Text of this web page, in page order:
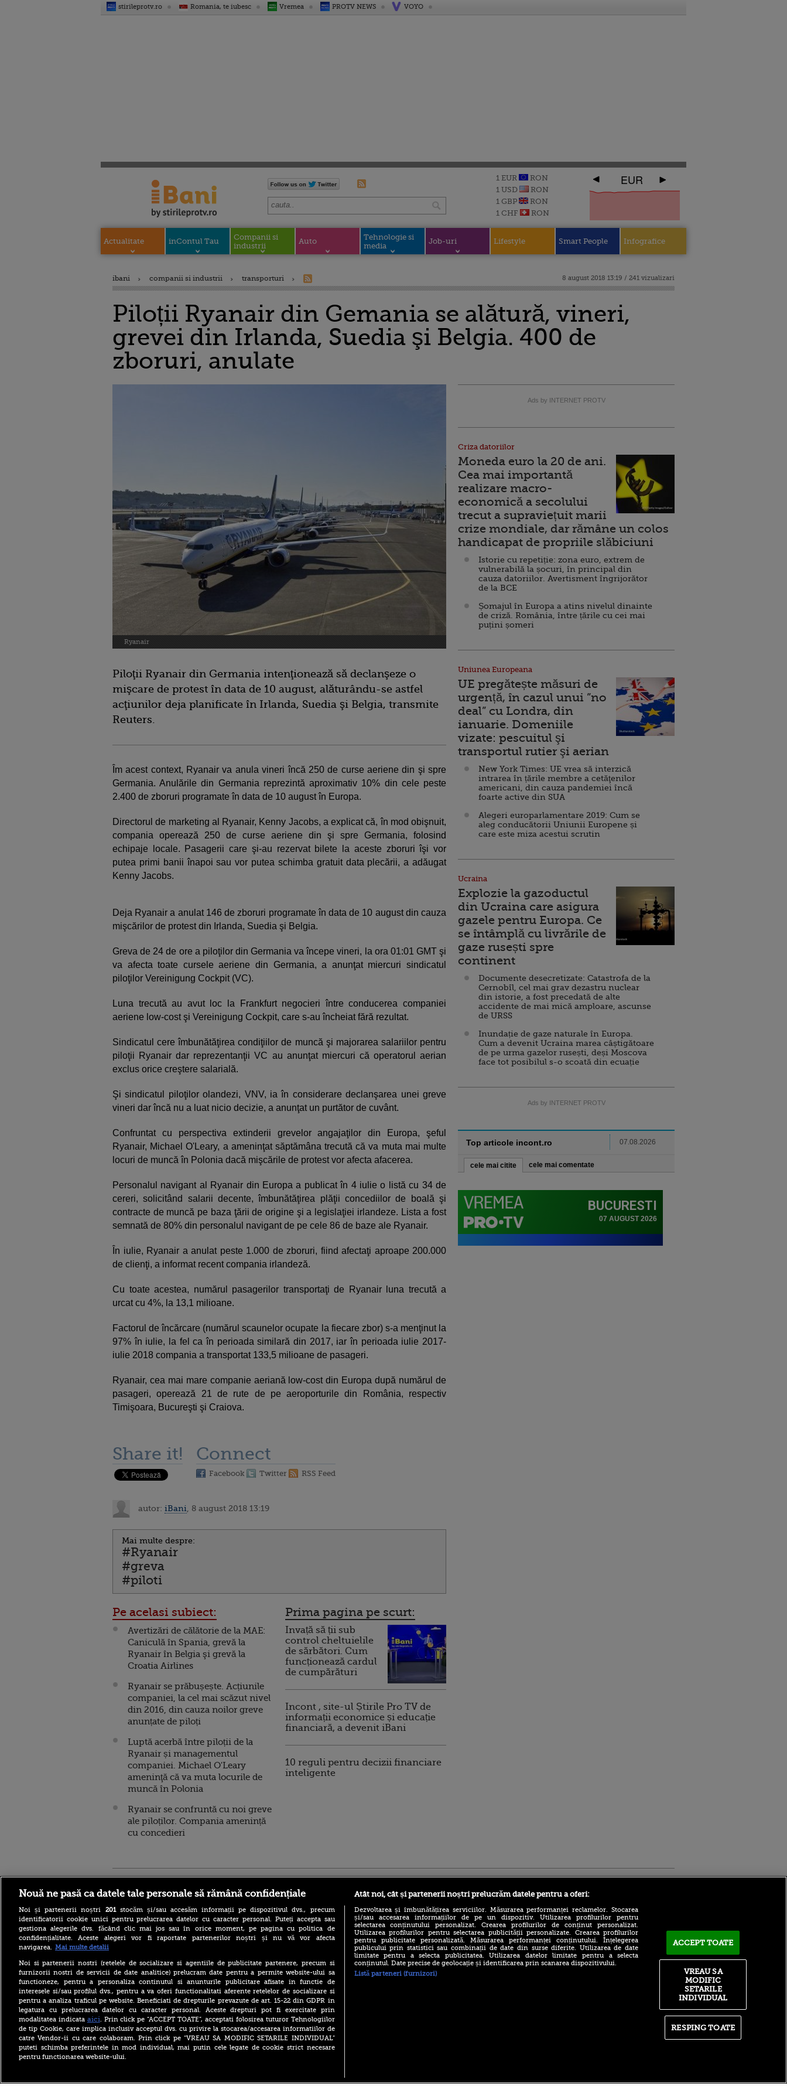
stirileprotv.ro Romania, te iubesc Vremea PROTV NEWS VOYO
1 EUR
RON
1 USD
RON
1 GBP
RON
1 CHF
RON
EUR
Actualitate inContul Tau
Companii si
industrii
Auto
Tehnologie si
media
Job-uri Lifestyle Smart People Infografice
ibani companii si industrii transporturi 8 august 2018 13:19 / 241 vizualizari
Piloții Ryanair din Gemania se alătură, vineri,
grevei din Irlanda, Suedia şi Belgia. 400 de
zboruri, anulate
Ryanair
Piloţii Ryanair din Germania intenţionează să declanşeze o
mişcare de protest în data de 10 august, alăturându-se astfel
acţiunilor deja planificate în Irlanda, Suedia şi Belgia, transmite
Reuters.
Îm acest context, Ryanair va anula vineri încă 250 de curse aeriene din şi spre
Germania. Anulările din Germania reprezintă aproximativ 10% din cele peste
2.400 de zboruri programate în data de 10 august în Europa.
Directorul de marketing al Ryanair, Kenny Jacobs, a explicat că, în mod obişnuit,
compania operează 250 de curse aeriene din şi spre Germania, folosind
echipaje locale. Pasagerii care şi-au rezervat bilete la aceste zboruri îşi vor
putea primi banii înapoi sau vor putea schimba gratuit data plecării, a adăugat
Kenny Jacobs.
Deja Ryanair a anulat 146 de zboruri programate în data de 10 august din cauza
mişcărilor de protest din Irlanda, Suedia şi Belgia.
Greva de 24 de ore a piloţilor din Germania va începe vineri, la ora 01:01 GMT şi
va afecta toate cursele aeriene din Germania, a anunţat miercuri sindicatul
piloţilor Vereinigung Cockpit (VC).
Luna trecută au avut loc la Frankfurt negocieri între conducerea companiei
aeriene low-cost şi Vereinigung Cockpit, care s-au încheiat fără rezultat.
Sindicatul cere îmbunătăţirea condiţiilor de muncă şi majorarea salariilor pentru
piloţii Ryanair dar reprezentanţii VC au anunţat miercuri că operatorul aerian
exclus orice creştere salarială.
Şi sindicatul piloţilor olandezi, VNV, ia în considerare declanşarea unei greve
vineri dar încă nu a luat nicio decizie, a anunţat un purtător de cuvânt.
Confruntat cu perspectiva extinderii grevelor angajaţilor din Europa, şeful
Ryanair, Michael O'Leary, a ameninţat săptămâna trecută că va muta mai multe
locuri de muncă în Polonia dacă mişcările de protest vor afecta afacerea.
Personalul navigant al Ryanair din Europa a publicat în 4 iulie o listă cu 34 de
cereri, solicitând salarii decente, îmbunătăţirea plăţii concediilor de boală şi
contracte de muncă pe baza ţării de origine şi a legislaţiei irlandeze. Lista a fost
semnată de 80% din personalul navigant de pe cele 86 de baze ale Ryanair.
În iulie, Ryanair a anulat peste 1.000 de zboruri, fiind afectaţi aproape 200.000
de clienţi, a informat recent compania irlandeză.
Cu toate acestea, numărul pasagerilor transportaţi de Ryanair luna trecută a
urcat cu 4%, la 13,1 milioane.
Factorul de încărcare (numărul scaunelor ocupate la fiecare zbor) s-a menţinut la
97% în iulie, la fel ca în perioada similară din 2017, iar în perioada iulie 2017-
iulie 2018 compania a transportat 133,5 milioane de pasageri.
Ryanair, cea mai mare companie aeriană low-cost din Europa după numărul de
pasageri, operează 21 de rute de pe aeroporturile din România, respectiv
Timişoara, Bucureşti şi Craiova.
Share it! Connect
Facebook Twitter RSS Feed
autor: iBani , 8 august 2018 13:19
Mai multe despre:
#Ryanair
#greva
#piloti
Pe acelasi subiect:
Avertizări de călătorie de la MAE:
Caniculă în Spania, grevă la
Ryanair în Belgia şi grevă la
Croatia Airlines
Ryanair se prăbușește. Acțiunile
companiei, la cel mai scăzut nivel
din 2016, din cauza noilor greve
anunțate de piloți
Luptă acerbă între piloții de la
Ryanair și managementul
companiei. Michael O'Leary
ameninţă că va muta locurile de
muncă în Polonia
Ryanair se confruntă cu noi greve
ale piloților. Compania amenință
cu concedieri
Prima pagina pe scurt:
Invață să ții sub
control cheltuielile
de sărbători. Cum
funcționează cardul
de cumpărături
Incont , site-ul Știrile Pro TV de
informații economice și educație
financiară, a devenit iBani
10 reguli pentru decizii financiare
inteligente
Ads by INTERNET PROTV
Criza datoriilor
Moneda euro la 20 de ani.
Cea mai importantă
realizare macro-
economică a secolului
trecut a supraviețuit marii
crize mondiale, dar rămâne un colos
handicapat de propriile slăbiciuni
Istorie cu repetiție: zona euro, extrem de
vulnerabilă la șocuri, în principal din
cauza datoriilor. Avertisment îngrijorător
de la BCE
Șomajul în Europa a atins nivelul dinainte
de criză. România, între țările cu cei mai
puțini șomeri
Uniunea Europeana
UE pregătește măsuri de
urgență, în cazul unui ”no
deal” cu Londra, din
ianuarie. Domeniile
vizate: pescuitul şi
transportul rutier şi aerian
New York Times: UE vrea să interzică
intrarea în țările membre a cetăţenilor
americani, din cauza pandemiei încă
foarte active din SUA
Alegeri europarlamentare 2019: Cum se
aleg conducătorii Uniunii Europene și
care este miza acestui scrutin
Ucraina
Explozie la gazoductul
din Ucraina care asigura
gazele pentru Europa. Ce
se întâmplă cu livrările de
gaze rusești spre
continent
Documente desecretizate: Catastrofa de la
Cernobîl, cel mai grav dezastru nuclear
din istorie, a fost precedată de alte
accidente de mai mică amploare, ascunse
de URSS
Inundație de gaze naturale în Europa.
Cum a devenit Ucraina marea câștigătoare
de pe urma gazelor rusești, deși Moscova
face tot posibilul s-o scoată din ecuație
Ads by INTERNET PROTV
Top articole incont.ro 07.08.2026
cele mai citite cele mai comentate
româncă a fost arestată în
Germania pentru spionaj în
favoarea Rusiei
Alerta West Nile: două
persoane au murit, iar
numărul cazurilor a ajuns la
10. Măsurile de protecție
împotriva țânțarilor
Ce le-a spus Donald Trump
donatorilor despre
succesorul său pentru
(P) Descoperă Lumea
Evenimentelor din România
Atmosferă din altă lume la
City pentru 50.000.000€ și a
Nouă ne pasă ca datele tale personale să rămână confidențiale
Noi și partenerii noștri 201stocăm și/sau accesăm informații pe dispozitivul dvs., precum
identificatorii cookie unici pentru prelucrarea datelor cu caracter personal. Puteți accepta sau
gestiona alegerile dvs. făcând clic mai jos sau în orice moment, pe pagina cu politica de
confidențialitate. Aceste alegeri vor fi raportate partenerilor noștri și nu vă vor afecta
navigarea. Mai multe detalii
Noi si partenerii nostri (retelele de socializare si agentiile de publicitate partenere, precum si
furnizorii nostri de servicii de date analitice) prelucram date pentru a permite website-ului sa
functioneze, pentru a personaliza continutul si anunturile publicitare afisate in functie de
interesele si/sau profilul dvs., pentru a va oferi functionalitati aferente retelelor de socializare si
pentru a analiza traficul pe website. Beneficiati de drepturile prevazute de art. 15-22 din GDPR in
legatura cu prelucrarea datelor cu caracter personal. Aceste drepturi pot fi exercitate prin
modalitatea indicata aici. Prin click pe “ACCEPT TOATE”, acceptati folosirea tuturor Tehnologiilor
de tip Cookie, care implica inclusiv acceptul dvs. cu privire la stocarea/accesarea informatiilor de
catre Vendor-ii cu care colaboram. Prin click pe “VREAU SA MODIFIC SETARILE INDIVIDUAL”
puteti schimba preferintele in mod individual, mai putin cele legate de cookie strict necesare
pentru functionarea website-ului.
Atât noi, cât și partenerii noștri prelucrăm datele pentru a oferi:
Dezvoltarea și îmbunătățirea serviciilor. Măsurarea performanței reclamelor. Stocarea
și/sau accesarea informațiilor de pe un dispozitiv. Utilizarea profilurilor pentru
selectarea conținutului personalizat. Crearea profilurilor de conținut personalizat.
Utilizarea profilurilor pentru selectarea publicității personalizate. Crearea profilurilor
pentru publicitate personalizată. Măsurarea performanței conținutului. Înțelegerea
publicului prin statistici sau combinații de date din surse diferite. Utilizarea de date
limitate pentru a selecta publicitatea. Utilizarea datelor limitate pentru a selecta
conținutul. Date precise de geolocație și identificarea prin scanarea dispozitivului.
Listă parteneri (furnizori)
ACCEPT TOATE
RESPING TOATE
VREAU SA
MODIFIC
SETARILE
INDIVIDUAL